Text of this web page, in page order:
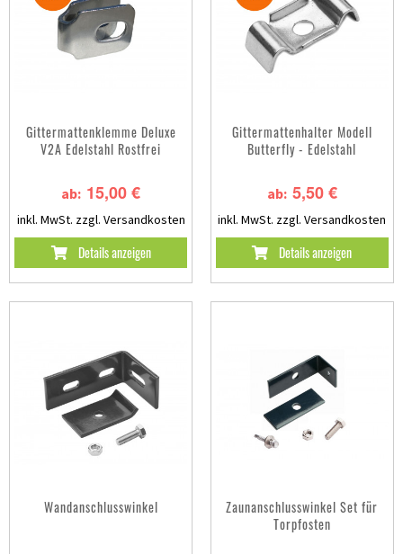
Gittermattenklemme Deluxe
V2A Edelstahl Rostfrei
ab: 15,00 €
inkl. MwSt. zzgl. Versandkosten
Details anzeigen
Gittermattenhalter Modell
Butterfly - Edelstahl
ab: 5,50 €
inkl. MwSt. zzgl. Versandkosten
Details anzeigen
Wandanschlusswinkel
Zaunanschlusswinkel Set für
Torpfosten